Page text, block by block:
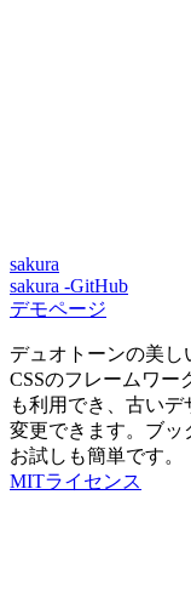
sakura
sakura -GitHub
デモページ
デュオトーンの美
CSSのフレームワー
も利用でき、古い
変更できます。ブッ
お試しも簡単です。
MITライセンス